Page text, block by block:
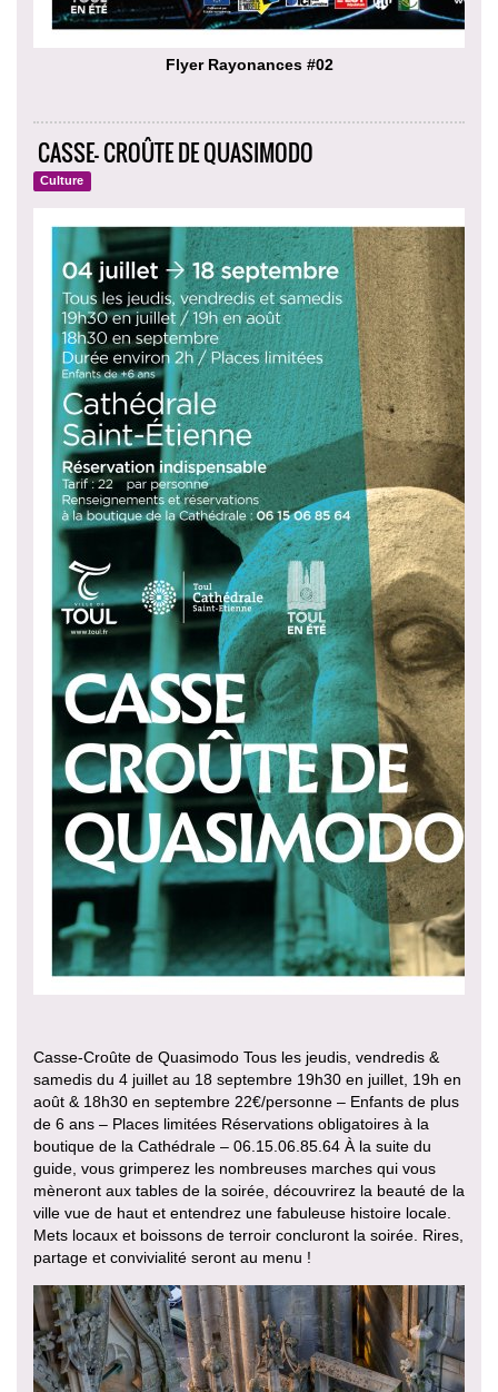
Flyer Rayonances #02
CASSE- CROÛTE DE QUASIMODO
Culture
Casse-Croûte de Quasimodo Tous les jeudis, vendredis &
samedis du 4 juillet au 18 septembre 19h30 en juillet, 19h en
août & 18h30 en septembre 22€/personne – Enfants de plus
de 6 ans – Places limitées Réservations obligatoires à la
boutique de la Cathédrale – 06.15.06.85.64 À la suite du
guide, vous grimperez les nombreuses marches qui vous
mèneront aux tables de la soirée, découvrirez la beauté de la
ville vue de haut et entendrez une fabuleuse histoire locale.
Mets locaux et boissons de terroir concluront la soirée. Rires,
partage et convivialité seront au menu !